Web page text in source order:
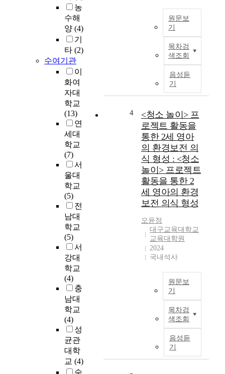
농
수해
양 (4)
기
타 (2)
수여기관
이
화여
자대
학교
(13)
연
세대
학교
(7)
서
울대
학교
(5)
전
남대
학교
(5)
서
강대
학교
(4)
충
남대
학교
(4)
성
균관
대학
교 (4)
원문보
기
목차검
색조회
음성듣
기
e
4
<청소 놀이> 프
로젝트 활동을
통한 2세 영아
의 환경보전 의
식 형성 : <청소
놀이> 프로젝트
활동을 통한 2
세 영아의 환경
보전 의식 형성
오윤정
대구교육대학교
교육대학원
2024
국내석사
원문보
기
목차검
색조회
음성듣
기